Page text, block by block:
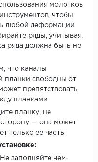
молотков
чтобы
любой деформации
ряды, учитывая,
ряда должна быть не
что каналы
планки свободны от
препятствовать
планками.
планку, не
сторону — она может
только ее часть.
заполняйте чем-